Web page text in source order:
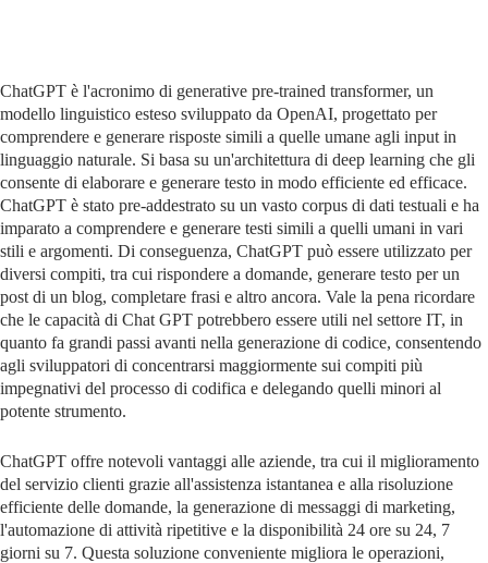
ChatGPT è l'acronimo di generative pre-trained transformer, un
modello linguistico esteso sviluppato da OpenAI, progettato per
comprendere e generare risposte simili a quelle umane agli input in
linguaggio naturale. Si basa su un'architettura di deep learning che gli
consente di elaborare e generare testo in modo efficiente ed efficace.
ChatGPT è stato pre-addestrato su un vasto corpus di dati testuali e ha
imparato a comprendere e generare testi simili a quelli umani in vari
stili e argomenti. Di conseguenza, ChatGPT può essere utilizzato per
diversi compiti, tra cui rispondere a domande, generare testo per un
post di un blog, completare frasi e altro ancora. Vale la pena ricordare
che le capacità di Chat GPT potrebbero essere utili nel settore IT, in
quanto fa grandi passi avanti nella generazione di codice, consentendo
agli sviluppatori di concentrarsi maggiormente sui compiti più
impegnativi del processo di codifica e delegando quelli minori al
potente strumento.
ChatGPT offre notevoli vantaggi alle aziende, tra cui il miglioramento
del servizio clienti grazie all'assistenza istantanea e alla risoluzione
efficiente delle domande, la generazione di messaggi di marketing,
l'automazione di attività ripetitive e la disponibilità 24 ore su 24, 7
giorni su 7. Questa soluzione conveniente migliora le operazioni,